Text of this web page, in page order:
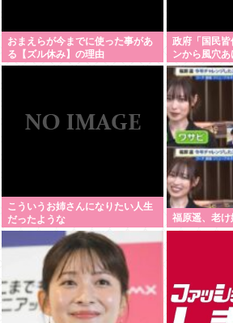
おまえらが今までに使った事があ
る【ズル休み】の理由
政府「国民
ンから風穴
価4分の1を
撃、2027年3
こういうお姉さんになりたい人生
だったような
福原遥、老け